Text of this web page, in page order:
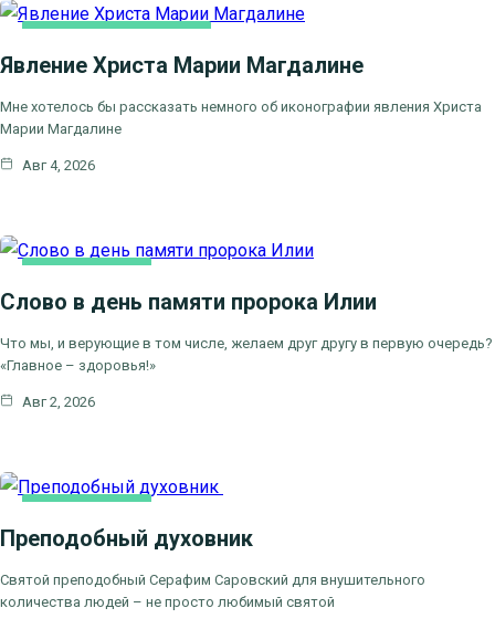
Явление Христа Марии Магдалине
Мне хотелось бы рассказать немного об иконографии явления Христа
Марии Магдалине
Авг 4, 2026
ЦЕРКОВНЫЕ ПРАЗДНИКИ
Слово в день памяти пророка Илии
Что мы, и верующие в том числе, желаем друг другу в первую очередь?
«Главное – здоровья!»
Авг 2, 2026
ЦЕРКОВНЫЕ
Преподобный духовник
Святой преподобный Серафим Саровский для внушительного
количества людей – не просто любимый святой